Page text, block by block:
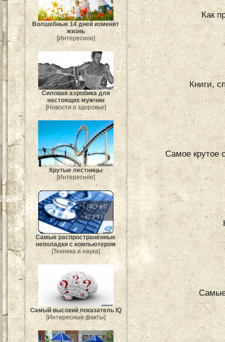
Волшебные 14 дней изменят
жизнь
[Интересное]
Силовая аэробика для
настоящих мужчин
[Новости о здоровье]
Крутые лестницы
[Интересное]
Самые распространённые
неполадки с компьютером
[Техника и наука]
Самый высокий показатель IQ
[Интересные факты]
Как
Книги,
Самое крутое